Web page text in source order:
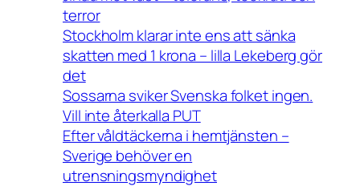
terror
Stockholm klarar inte ens att sänka
skatten med 1 krona – lilla Lekeberg gör
det
Sossarna sviker Svenska folket ingen.
Vill inte återkalla PUT
Efter våldtäckerna i hemtjänsten –
Sverige behöver en
utrensningsmyndighet